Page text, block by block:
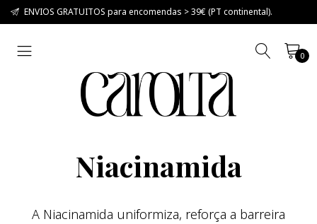
ENVIOS GRATUITOS para encomendas > 39€ (PT continental).
0
Niacinamida
A Niacinamida uniformiza, reforça a barreira